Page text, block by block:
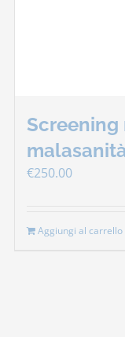
€250.00
Aggiungi al carrello